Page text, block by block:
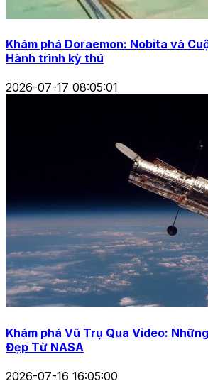
Khám phá Doraemon: Nobita và
Hành trình kỳ thú
2026-07-17 08:05:01
Khám phá Vũ Trụ Qua Video:
Đẹp Từ NASA
2026-07-16 16:05:00